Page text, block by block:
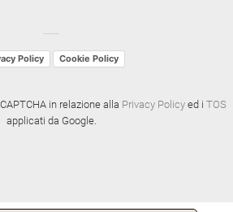
Policy Cookie Policy
in relazione alla Privacy Policy ed i TOS
applicati da Google.